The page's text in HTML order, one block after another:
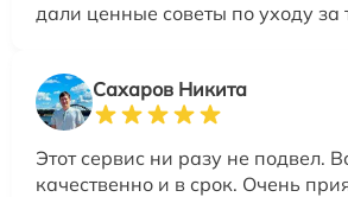
дали ценные советы по уходу за
Сахаров Никита
Этот сервис ни разу не подвел.
качественно и в срок. Очень